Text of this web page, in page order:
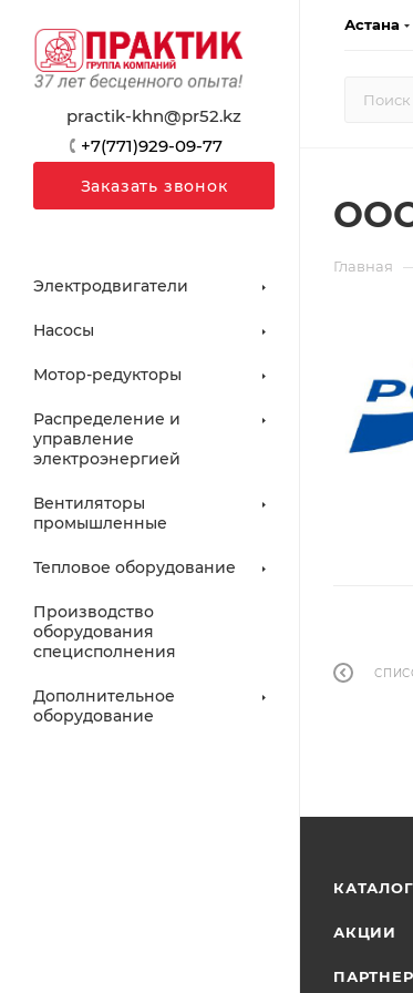
Астана
practik-khn@pr52.kz
+7(771)929-09-77
Заказать звонок
Электродвигатели
Насосы
Мотор-редукторы
Распределение и
управление
электроэнергией
Вентиляторы
промышленные
Тепловое оборудование
Производство
оборудования
специсполнения
Дополнительное
оборудование
Главная
КАТАЛОГ
АКЦИИ